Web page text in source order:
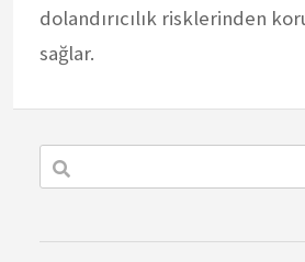
dolandırıcılık risklerinden
sağlar.